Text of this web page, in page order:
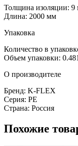
Толщина изоляции: 9
Длина: 2000 мм
Упаковка
Количество в
Объем упаковки:
О производителе
Бренд: K-FLEX
Серия: PE
Страна: Россия
Похожие